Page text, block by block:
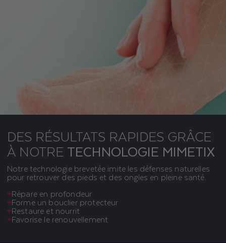
DES RÉSULTATS RAPIDES GRÂCE
À NOTRE TECHNOLOGIE MIMETIX
Notre technologie brevetée imite les défenses naturelles
pour retrouver des pieds et des ongles en pleine santé.
Répare en profondeur
Forme un bouclier protecteur
Restaure et nourrit
Favorise le renouvellement